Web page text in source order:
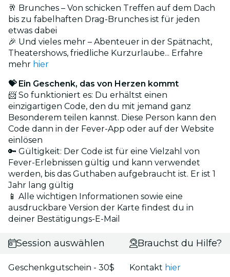
🥂 Brunches – Von schicken Treffen auf dem Dach
bis zu fabelhaften Drag-Brunches ist für jeden
etwas dabei
🎉 Und vieles mehr – Abenteuer in der Spätnacht,
Theatershows, friedliche Kurzurlaube... Erfahre
mehr hier
💝 Ein Geschenk, das von Herzen kommt
📨 So funktioniert es: Du erhältst einen
einzigartigen Code, den du mit jemand ganz
Besonderem teilen kannst. Diese Person kann den
Code dann in der Fever-App oder auf der Website
einlösen
🔑 Gültigkeit: Der Code ist für eine Vielzahl von
Fever-Erlebnissen gültig und kann verwendet
werden, bis das Guthaben aufgebraucht ist. Er ist 1
Jahr lang gültig
📱 Alle wichtigen Informationen sowie eine
ausdruckbare Version der Karte findest du in
deiner Bestätigungs-E-Mail
Session auswählen
Geschenkgutschein - 30$
Brauchst du Hilfe?
Kontakt hier